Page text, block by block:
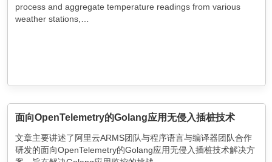
process and aggregate temperature readings from various
weather stations,…
面向OpenTelemetry的Golang应用无侵入插桩技术
文章主要讲述了阿里云ARMS团队与程序语言与编译器团队合作
研发的面向OpenTelemetry的Golang应用无侵入插桩技术解决方